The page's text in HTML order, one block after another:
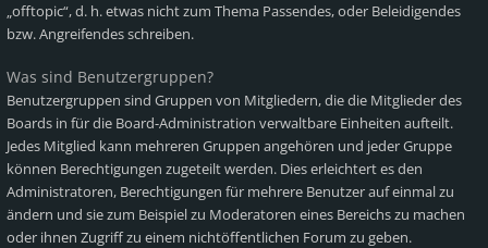
„offtopic“, d. h. etwas nicht zum Thema Passendes, oder Beleidigendes
bzw. Angreifendes schreiben.
Was sind Benutzergruppen?
Benutzergruppen sind Gruppen von Mitgliedern, die die Mitglieder des
Boards in für die Board-Administration verwaltbare Einheiten aufteilt.
Jedes Mitglied kann mehreren Gruppen angehören und jeder Gruppe
können Berechtigungen zugeteilt werden. Dies erleichtert es den
Administratoren, Berechtigungen für mehrere Benutzer auf einmal zu
ändern und sie zum Beispiel zu Moderatoren eines Bereichs zu machen
oder ihnen Zugriff zu einem nichtöffentlichen Forum zu geben.